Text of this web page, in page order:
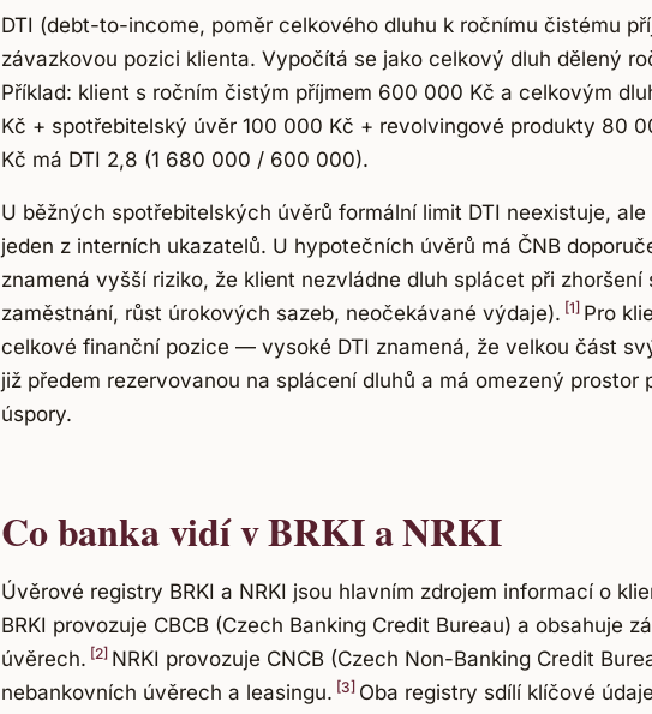
DTI (debt-to-income, poměr celkového dluhu k ročnímu čistému
závazkovou pozici klienta. Vypočítá se jako celkový dluh dělený
Příklad: klient s ročním čistým příjmem 600 000 Kč a celkovým
Kč + spotřebitelský úvěr 100 000 Kč + revolvingové produkty 80
Kč má DTI 2,8 (1 680 000 / 600 000).
U běžných spotřebitelských úvěrů formální limit DTI neexistuje,
jeden z interních ukazatelů. U hypotečních úvěrů má ČNB
znamená vyšší riziko, že klient nezvládne dluh splácet při
zaměstnání, růst úrokových sazeb, neočekávané výdaje). [1] Pro
celkové finanční pozice — vysoké DTI znamená, že velkou část
již předem rezervovanou na splácení dluhů a má omezený prostor
úspory.
Co banka vidí v BRKI a NRKI
Úvěrové registry BRKI a NRKI jsou hlavním zdrojem informací o
BRKI provozuje CBCB (Czech Banking Credit Bureau) a obsahuje
úvěrech. [2] NRKI provozuje CNCB (Czech Non-Banking Credit
nebankovních úvěrech a leasingu. [3] Oba registry sdílí klíčové